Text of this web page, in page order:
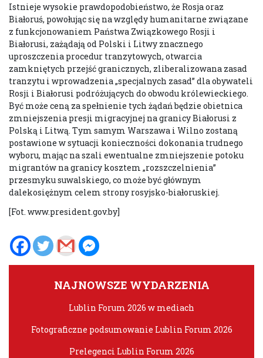
Istnieje wysokie prawdopodobieństwo, że Rosja oraz
Białoruś, powołując się na względy humanitarne związane
z funkcjonowaniem Państwa Związkowego Rosji i
Białorusi, zażądają od Polski i Litwy znacznego
uproszczenia procedur tranzytowych, otwarcia
zamkniętych przejść granicznych, zliberalizowana zasad
tranzytu i wprowadzenia „specjalnych zasad” dla obywateli
Rosji i Białorusi podróżujących do obwodu królewieckiego.
Być może ceną za spełnienie tych żądań będzie obietnica
zmniejszenia presji migracyjnej na granicy Białorusi z
Polską i Litwą. Tym samym Warszawa i Wilno zostaną
postawione w sytuacji konieczności dokonania trudnego
wyboru, mając na szali ewentualne zmniejszenie potoku
migrantów na granicy kosztem „rozszczelnienia”
przesmyku suwalskiego, co może być głównym
dalekosiężnym celem strony rosyjsko-białoruskiej.
[Fot. www.president.gov.by]
NAJNOWSZE WYDARZENIA
Lublin Forum 2026 w mediach
Fotograficzne podsumowanie Lublin Forum 2026
Prelegenci Lublin Forum 2026